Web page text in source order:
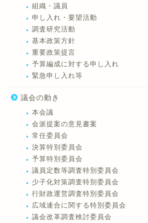
組織・議員
申し入れ・要望活動
調査研究活動
基本政策方針
重要政策提言
予算編成に対する申し入れ
緊急申し入れ等
議会の動き
本会議
会派提案の意見書案
常任委員会
決算特別委員会
予算特別委員会
議員定数等調査特別委員会
少子化対策調査特別委員会
行財政運営調査特別委員会
広域連合に関する特別委員会
議会改革調査検討委員会